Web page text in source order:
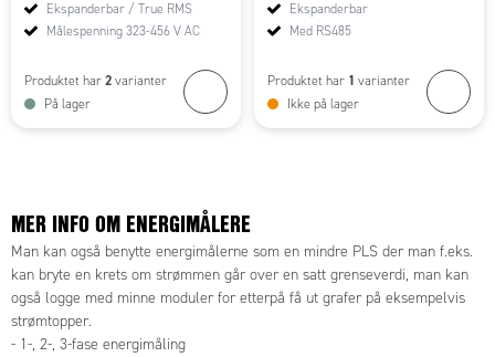
Ekspanderbar / True RMS
Målespenning 323-456 V AC
Produktet har 2 varianter
På lager
Ekspanderbar
Med RS485
Produktet har 1 varianter
Ikke på lager
MER INFO OM ENERGIMÅLERE
Man kan også benytte energimålerne som en mindre PLS der man f.eks.
kan bryte en krets om strømmen går over en satt grenseverdi, man kan
også logge med minne moduler for etterpå få ut grafer på eksempelvis
strømtopper.
- 1-, 2-, 3-fase energimåling